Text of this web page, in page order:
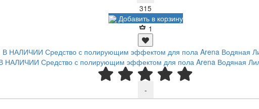
315Р
Добавить в корзину
1
НАЛИЧИИ Средство с полирующим эффектом для пола Arena Водяная
-